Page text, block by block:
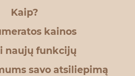
Kaip?
kainos
naujų funkcijų
savo atsiliepimą